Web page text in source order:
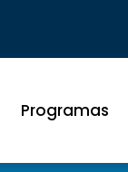
Programas